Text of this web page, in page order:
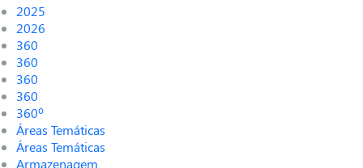
2025
2026
360
360
360
360
360º
Áreas Temáticas
Áreas Temáticas
Armazenagem